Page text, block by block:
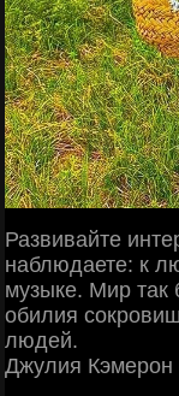
Развивайте
наблюдаете: к
музыке. Мир так
обилия
людей.
Джулия Кэмерон